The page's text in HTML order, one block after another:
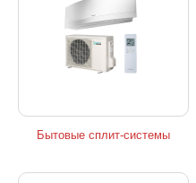
Бытовые сплит-системы